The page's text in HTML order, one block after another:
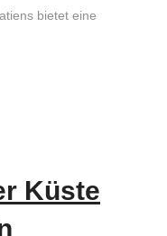
bietet eine
Küste